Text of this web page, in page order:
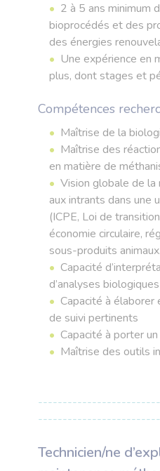
2 à 5 ans minimum
bioprocédés et des
des énergies
Une expérience en
plus, dont stages et
Compétences
Maîtrise de la
Maîtrise des
en matière de
Vision globale de
aux intrants dans une
(ICPE, Loi de
économie circulaire,
sous-produits
Capacité
d’analyses biologiques
Capacité à
de suivi pertinents
Capacité à porter
Maîtrise des outils
Technicien/ne